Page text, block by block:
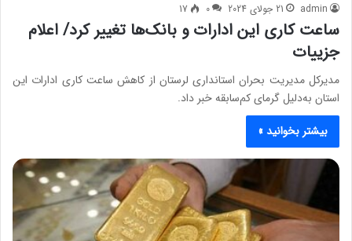
admin 21 جولای 2024 0
17
ساعت کاری این ادارات و بانک‌ها تغییر کرد/ اعلام
جزییات
مدیرکل مدیریت بحران استانداری لرستان از کاهش ساعت کاری ادارات این
استان به‌دلیل گرمای کم‌سابقه خبر داد.
بیشتر بخوانید »